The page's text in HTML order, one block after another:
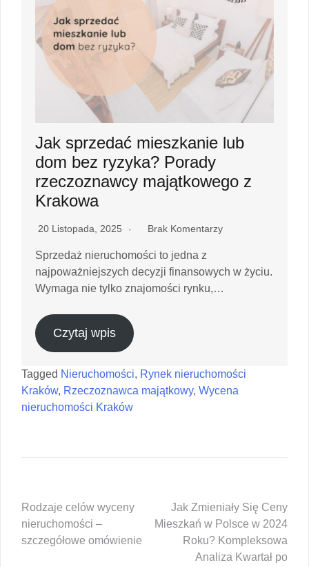
Jak sprzedać mieszkanie lub
dom bez ryzyka? Porady
rzeczoznawcy majątkowego z
Krakowa
20 Listopada, 2025 Brak Komentarzy
Sprzedaż nieruchomości to jedna z
najpoważniejszych decyzji finansowych w życiu.
Wymaga nie tylko znajomości rynku,…
Czytaj wpis
Tagged Nieruchomości, Rynek nieruchomości
Kraków, Rzeczoznawca majątkowy, Wycena
nieruchomości Kraków
Nawigacja
wpisu
Rodzaje celów wyceny
nieruchomości –
szczegółowe omówienie
Jak Zmieniały Się Ceny
Mieszkań w Polsce w 2024
Roku? Kompleksowa
Analiza Kwartał po